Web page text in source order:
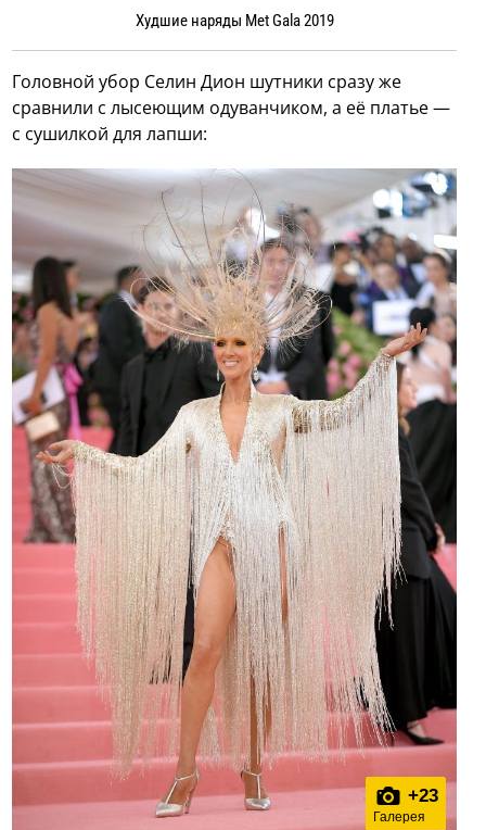
Худшие наряды Met Gala 2019
Головной убор Селин Дион шутники сразу же
сравнили с лысеющим одуванчиком, а её платье —
с сушилкой для лапши:
+23
Галерея